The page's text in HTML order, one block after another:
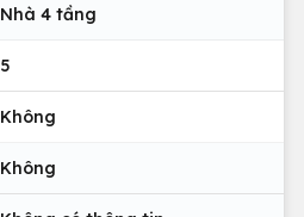
Nhà 4 tầng
5
Không
Không